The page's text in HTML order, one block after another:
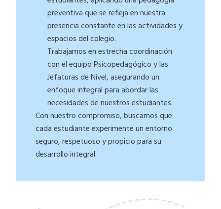
preventiva que se refleja en nuestra
presencia constante en las actividades y
espacios del colegio.
Trabajamos en estrecha coordinación
con el equipo Psicopedagógico y las
Jefaturas de Nivel, asegurando un
enfoque integral para abordar las
necesidades de nuestros estudiantes.
Con nuestro compromiso, buscamos que
cada estudiante experimente un entorno
seguro, respetuoso y propicio para su
desarrollo integral